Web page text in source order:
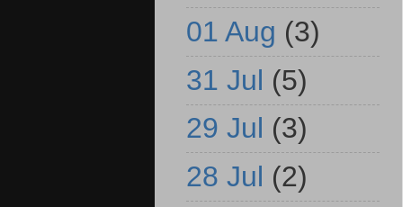
01 Aug (3)
31 Jul (5)
29 Jul (3)
28 Jul (2)